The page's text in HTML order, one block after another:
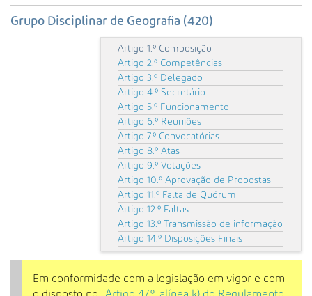
a
Grupo Disciplinar de Geografia (420)
Artigo 1.º Composição
Artigo 2.º Competências
Artigo 3.º Delegado
Artigo 4.º Secretário
Artigo 5.º Funcionamento
Artigo 6.º Reuniões
Artigo 7.º Convocatórias
Artigo 8.º Atas
Artigo 9.º Votações
Artigo 10.º Aprovação de Propostas
Artigo 11.º Falta de Quórum
Artigo 12.º Faltas
Artigo 13.º Transmissão de informação
Artigo 14.º Disposições Finais
Em conformidade com a legislação em vigor e com